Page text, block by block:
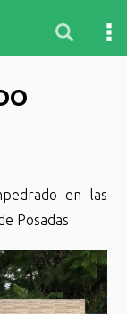
en las
Posadas